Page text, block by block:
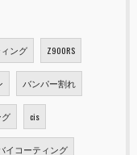
ング Z900RS
バンパー割れ
cis
イコーティング